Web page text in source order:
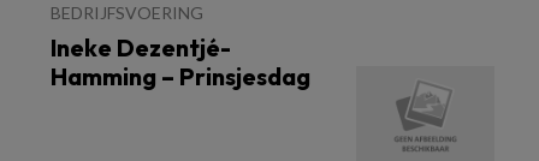
BEDRIJFSVOERING
Ineke Dezentjé-
Hamming – Prinsjesdag